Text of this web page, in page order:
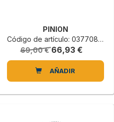
PINION
Código de artículo: 0377080087B
69,00 € 66,93 €
AÑADIR